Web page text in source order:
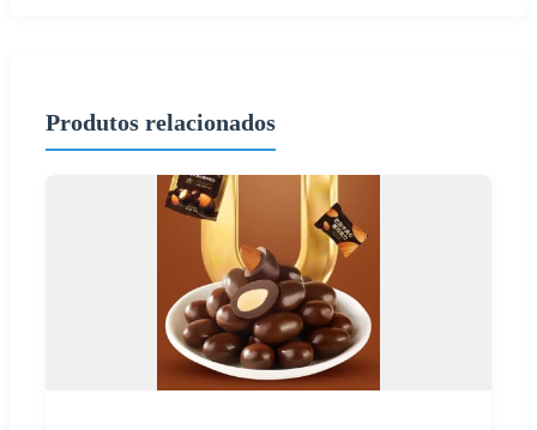
Produtos relacionados